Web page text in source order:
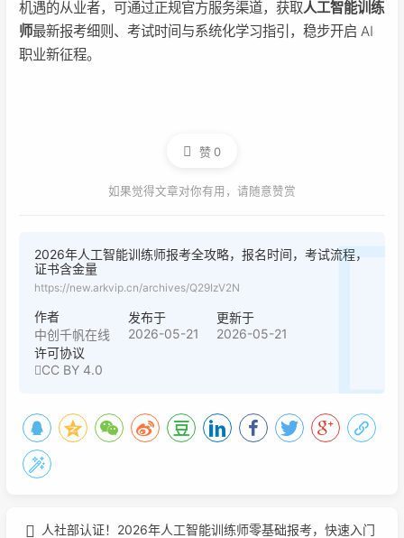
机遇的从业者，可通过正规官方服务渠道，获取人工智能训练
师最新报考细则、考试时间与系统化学习指引，稳步开启 AI
职业新征程。
赞0
如果觉得文章对你有用，请随意赞赏
2026年人工智能训练师报考全攻略，报名时间，考试流程，
证书含金量
https://new.arkvip.cn/archives/Q29IzV2N
作者
中创千帆在线
发布于
2026-05-21
更新于
2026-05-21
许可协议
CC BY 4.0
人社部认证！2026年人工智能训练师零基础报考，快速入门